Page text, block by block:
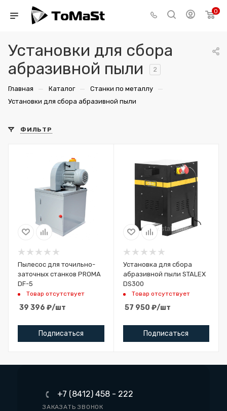
0
Установки для сбора
абразивной пыли
2
Главная — Каталог — Станки по металлу —
Установки для сбора абразивной пыли
ФИЛЬТР
Пылесос для точильно-
заточных станков PROMA
DF-5
Товар отсутствует
39 396 ₽/шт
Подписаться
Установка для сбора
абразивной пыли STALEX
DS300
Товар отсутствует
57 950 ₽/шт
Подписаться
+7 (8412) 458 - 222
ЗАКАЗАТЬ ЗВОНОК